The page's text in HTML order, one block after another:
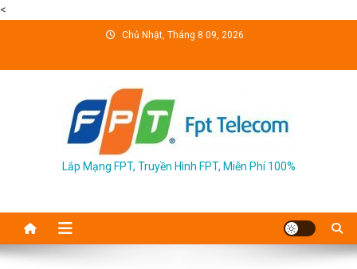
<
content
Chủ Nhật, Tháng 8 09, 2026
Lắp Mạng FPT, Truyền Hình FPT, Miễn Phí 100%